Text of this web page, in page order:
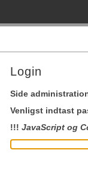
Login
Side
Venligst indtast
!!! JavaScript og